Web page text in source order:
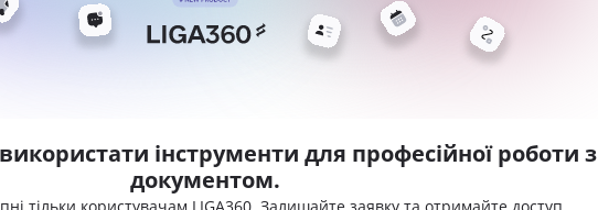
інструменти для професійної роботи з
документом.